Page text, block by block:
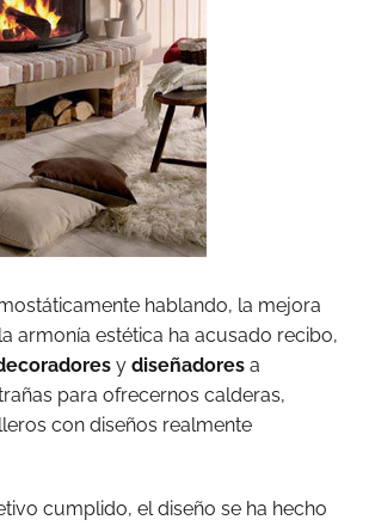
hablando, la mejora
armonía estética ha acusado recibo,
y diseñadores a
para ofrecernos calderas,
con diseños realmente
cumplido, el diseño se ha hecho